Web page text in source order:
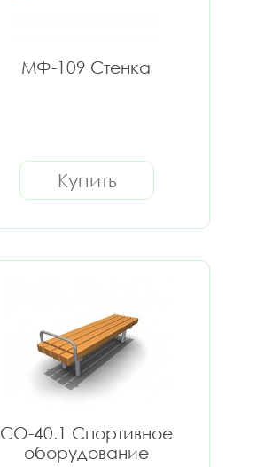
МФ-109 Стенка
Купить
СО-40.1 Спортивное
оборудование